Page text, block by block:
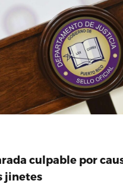
culpable por
jinetes